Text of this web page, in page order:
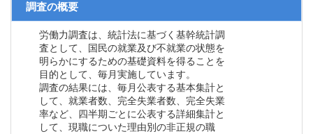
調査の概要
労働力調査は、統計法に基づく基幹統計調
査として、国民の就業及び不就業の状態を
明らかにするための基礎資料を得ることを
目的として、毎月実施しています。
調査の結果には、毎月公表する基本集計と
して、就業者数、完全失業者数、完全失業
率など、四半期ごとに公表する詳細集計と
して、現職についた理由別の非正規の職